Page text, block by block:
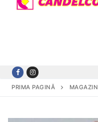
PRIMA PAGINĂ MAGAZIN